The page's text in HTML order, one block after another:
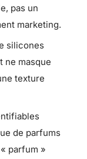
pas un
marketing.
silicones
ne masque
texture
de parfums
parfum »